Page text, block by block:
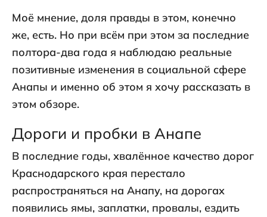
Моё мнение, доля правды в этом, конечно
же, есть. Но при всём при этом за последние
полтора-два года я наблюдаю реальные
позитивные изменения в социальной сфере
Анапы и именно об этом я хочу рассказать в
этом обзоре.
Дороги и пробки в Анапе
В последние годы, хвалённое качество дорог
Краснодарского края перестало
распространяться на Анапу, на дорогах
появились ямы, заплатки, провалы, ездить